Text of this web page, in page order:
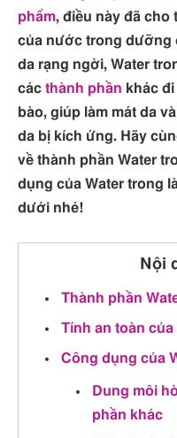
phẩm, điều này đã cho
của nước trong dưỡng
da rạng ngời, Water
các thành phần khác
bào, giúp làm mát da
da bị kích ứng. Hãy
về thành phần Water
dụng của Water trong
dưới nhé!
Nội
Thành phần
Tính an toàn
Công dụng của
Dung môi
phần khác